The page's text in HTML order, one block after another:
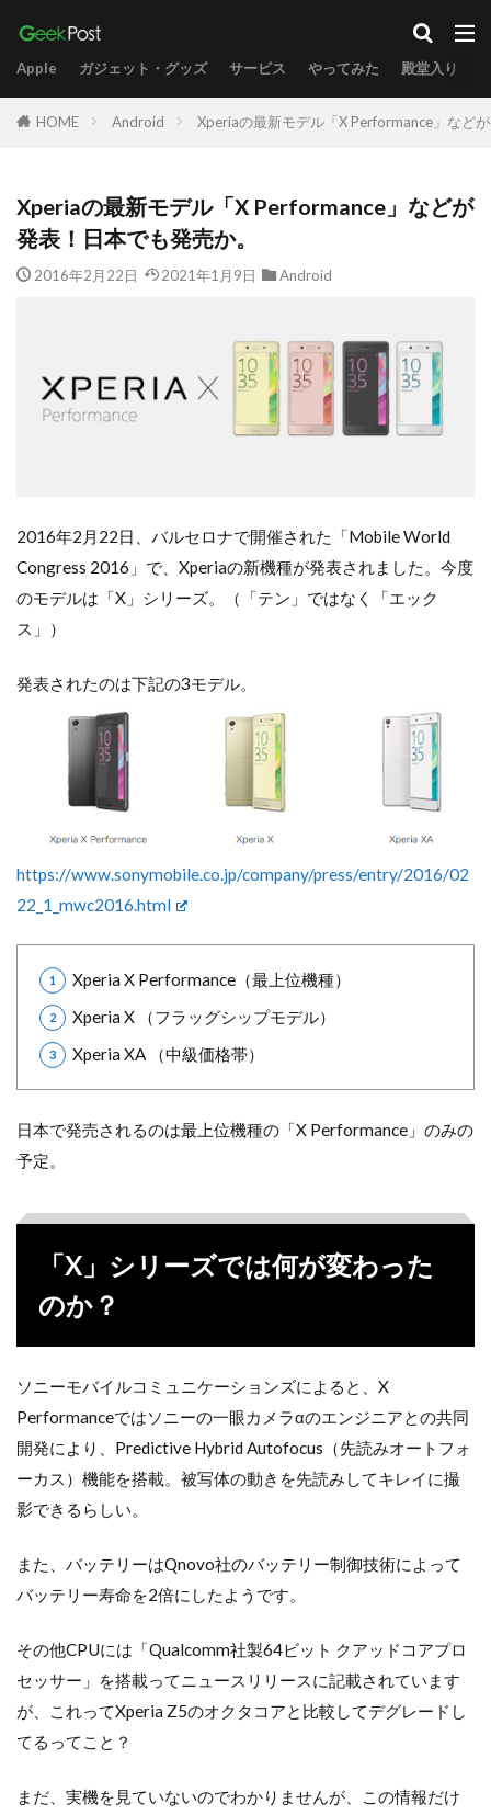
Apple ガジェット・グッズ サービス やってみた 殿堂入り
HOME Android Xperiaの最新モデル「X Performance」など
Xperiaの最新モデル「X Performance」などが
発表！日本でも発売か。
2016年2月22日 2021年1月9日 Android
2016年2月22日、バルセロナで開催された「Mobile World
Congress 2016」で、Xperiaの新機種が発表されました。今度
のモデルは「X」シリーズ。（「テン」ではなく「エック
ス」）
発表されたのは下記の3モデル。
https://www.sonymobile.co.jp/company/press/entry/2016/02
22_1_mwc2016.html
Xperia X Performance（最上位機種）
Xperia X （フラッグシップモデル）
Xperia XA （中級価格帯）
日本で発売されるのは最上位機種の「X Performance」のみの
予定。
「X」シリーズでは何が変わった
のか？
ソニーモバイルコミュニケーションズによると、X
Performanceではソニーの一眼カメラαのエンジニアとの共同
開発により、Predictive Hybrid Autofocus（先読みオートフォ
ーカス）機能を搭載。被写体の動きを先読みしてキレイに撮
影できるらしい。
また、バッテリーはQnovo社のバッテリー制御技術によって
バッテリー寿命を2倍にしたようです。
その他CPUには「Qualcomm社製64ビット クアッドコアプロ
セッサー」を搭載ってニュースリリースに記載されています
が、これってXperia Z5のオクタコアと比較してデグレードし
てるってこと？
まだ、実機を見ていないのでわかりませんが、この情報だけ